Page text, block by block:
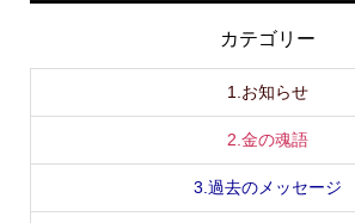
カテゴリー
1.お知らせ
2.金の魂語
3.過去のメッセージ